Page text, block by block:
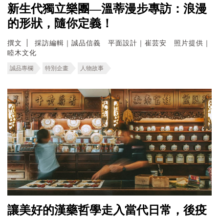
新生代獨立樂團—溫蒂漫步專訪：浪漫
的形狀，隨你定義！
撰文
採訪編輯｜誠品信義 平面設計｜崔芸安 照片提供｜
睦木文化
誠品專欄 特別企畫 人物故事
讓美好的漢藥哲學走入當代日常，後疫